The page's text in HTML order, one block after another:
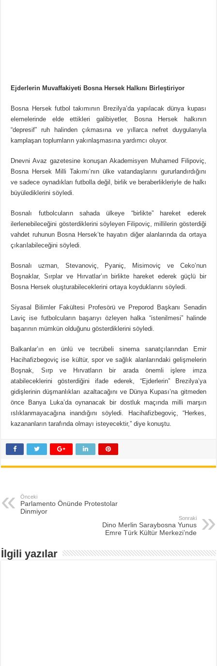
Ejderlerin Muvaffakiyeti Bosna Hersek Halkını Birleştiriyor
Bosna Hersek futbol takımının Brezilya’da yapılacak dünya kupası
elemelerinde elde ettikleri galibiyetler, Bosna Hersek halkının
“depresif” ruh halinden çıkmasına ve yıllarca nefret duygularıyla
kamplaşan toplumların yakınlaşmasına yardımcı oluyor.
Dnevni Avaz gazetesine konuşan Akademisyen Muhamed Filipoviç,
Bosna Hersek Milli Takımı’nın ülke vatandaşlarını gururlandırdığını
ve sadece oynadıkları futbolla değil, birlik ve beraberlikleriyle de halkı
büyülediklerini söyledi.
Bosnalı futbolcuların sahada ülkeye “birlikte” hareket ederek
ilerlenebileceğini gösterdiklerini söyleyen Filipoviç, millilerin gösterdiği
vahdet ruhunun Bosna Hersek’te hayatın diğer alanlarında da ortaya
çıkarılabileceğini söyledi.
Bosnalı uzman, Stevanoviç, Pyaniç, Misimoviç ve Ceko’nun
Boşnaklar, Sırplar ve Hırvatlar’ın birlikte hareket ederek güçlü bir
Bosna Hersek oluşturabileceklerini ortaya koyduklarını söyledi.
Siyasal Bilimler Fakültesi Profesörü ve Preporod Başkanı Senadin
Laviç ise futbolcuların başarıyı özleyen halka “istenilmesi” halinde
başarının mümkün olduğunu gösterdiklerini söyledi.
Balkanlar’ın en ünlü ve tecrübeli sinema sanatçılarından Emir
Hacihafizbegoviç ise kültür, spor ve sağlık alanlarındaki gelişmelerin
Boşnak, Sırp ve Hırvatların bir arada önemli işlere imza
atabileceklerini gösterdiğini ifade ederek, “Ejderlerin” Brezilya’ya
gidişlerinin düşmanlıkları azaltacağını ve Dünya Kupası’na gitmeden
önce Banya Luka’da oynanacak bir dostluk maçında milli marşın
ıslıklanmayacağına inandığını söyledi. Hacihafizbegoviç, “Herkes,
kazananların tarafında olmayı isteyecektir,” diye konuştu.
Önceki
Parlamento Önünde Protestolar
Dinmiyor
Sonraki
Dino Merlin Saraybosna Yunus
Emre Türk Kültür Merkezi’nde
İlgili yazılar